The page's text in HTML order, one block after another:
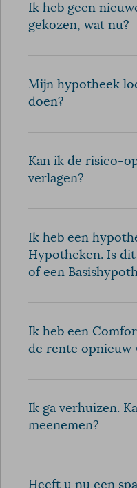
Ik heb geen
gekozen, wat nu?
Mijn hypotheek
doen?
Kan ik de risico-
verlagen?
Ik heb een
Hypotheken. Is
of een
Ik heb een
de rente opnieuw
Ik ga verhuizen.
meenemen?
Heeft u nu een